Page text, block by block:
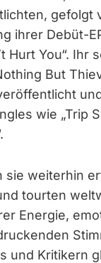
gefolgt
ihrer Debüt-
Hurt You“. Ihr
But
wie „Trip
sie weiterhin
tourten
Energie,
und Kritikern